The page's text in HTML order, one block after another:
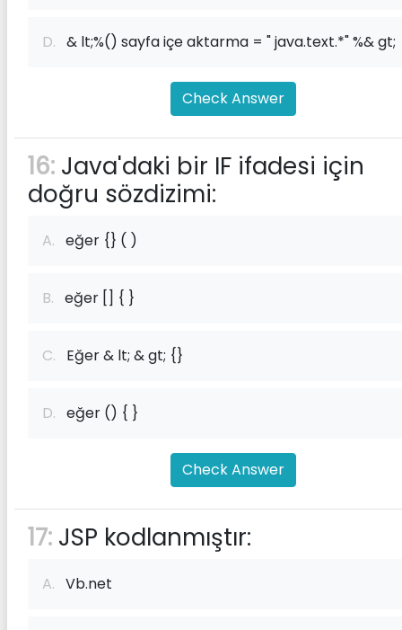
D. & lt;%() sayfa içe aktarma = " java.text.*" %& gt;
Check Answer
16: Java'daki bir IF ifadesi için
doğru sözdizimi:
A. eğer {} ( )
B. eğer [] { }
C. Eğer & lt; & gt; {}
D. eğer () { }
Check Answer
17: JSP kodlanmıştır:
A. Vb.net